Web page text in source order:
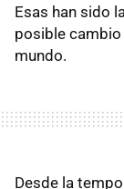
Esas han sido
posible
mundo.
Desde la